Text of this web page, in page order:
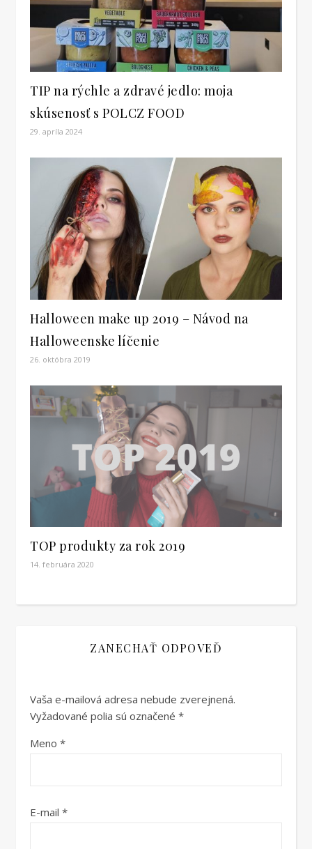
TIP na rýchle a zdravé jedlo: moja
skúsenosť s POLCZ FOOD
29. apríla 2024
Halloween make up 2019 – Návod na
Halloweenske líčenie
26. októbra 2019
TOP produkty za rok 2019
14. februára 2020
ZANECHAŤ ODPOVEĎ
Vaša e-mailová adresa nebude zverejnená.
Vyžadované polia sú označené *
Meno *
E-mail *